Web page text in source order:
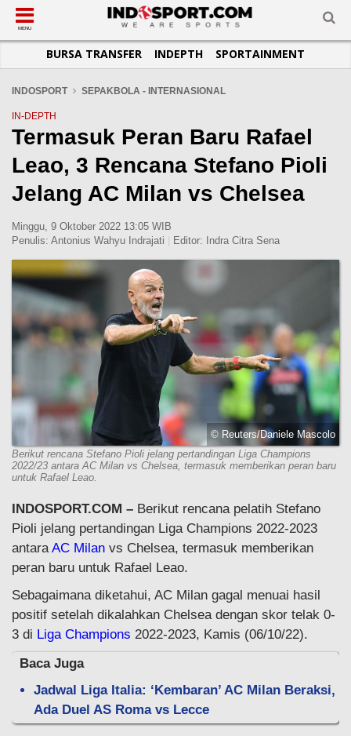
SUB-MENU
SEPAKBOLA
LIGA INGGRIS
LIGA ITALIA
LIGA SPANYOL
LIGA JERMAN
LIGA PRANCIS
LIGA EUROPA
SUB-MENU
SPORTAINMENT
SUB-MENU
OTOMOTIF
OTOMANIA
SUB-MENU
BASKET
FUTSAL
OLIMPIK
E-SPORT
SUB-MENU
JADWAL
SUB-MENU
TOPIK HARI INI
INFOGRAFIS
GALERI FOTO
TEMPAT OLAHRAGA
KOMUNITAS SEHAT
MENU
BURSA TRANSFER INDEPTH SPORTAINMENT
INDOSPORT SEPAKBOLA - INTERNASIONAL
IN-DEPTH
Termasuk Peran Baru Rafael
Leao, 3 Rencana Stefano Pioli
Jelang AC Milan vs Chelsea
Minggu, 9 Oktober 2022 13:05 WIB
Penulis: Antonius Wahyu Indrajati Editor: Indra Citra Sena
© Reuters/Daniele Mascolo
Berikut rencana Stefano Pioli jelang pertandingan Liga Champions
2022/23 antara AC Milan vs Chelsea, termasuk memberikan peran baru
untuk Rafael Leao.
INDOSPORT.COM – Berikut rencana pelatih Stefano
Pioli jelang pertandingan Liga Champions 2022-2023
antaraAC Milan vs Chelsea, termasuk memberikan
peran baru untuk Rafael Leao.
Sebagaimana diketahui, AC Milan gagal menuai hasil
positif setelah dikalahkan Chelsea dengan skor telak 0-
3 di Liga Champions 2022-2023, Kamis (06/10/22).
Baca Juga
Jadwal Liga Italia: ‘Kembaran’ AC Milan Beraksi,
Ada Duel AS Roma vs Lecce